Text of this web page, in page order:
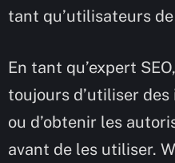
tant qu’utilisateurs
En tant qu’expert
toujours d’utiliser
ou d’obtenir les
avant de les utiliser.